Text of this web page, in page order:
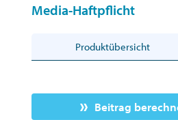
Media-Haftpflicht
Produktübersicht
Beitrag